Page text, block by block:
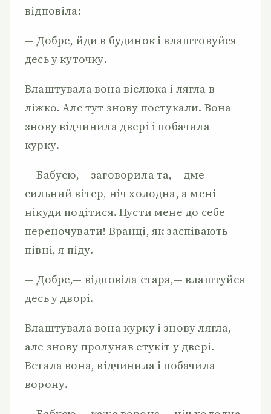
відповіла:
— Добре, йди в будинок і влаштовуйся
десь у куточку.
Влаштувала вона віслюка і лягла в
ліжко. Але тут знову постукали. Вона
знову відчинила двері і побачила
курку.
— Бабусю,— заговорила та,— дме
сильний вітер, ніч холодна, а мені
нікуди подітися. Пусти мене до себе
переночувати! Вранці, як заспівають
півні, я піду.
— Добре,— відповіла стара,— влаштуйся
десь у дворі.
Влаштувала вона курку і знову лягла,
але знову пролунав стукіт у двері.
Встала вона, відчинила і побачила
ворону.